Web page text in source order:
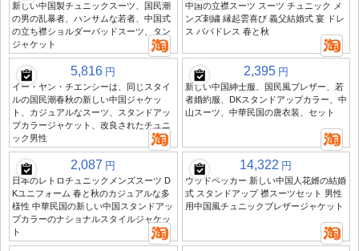
新しい中国製チュニックスーツ、国民潮
の男の乱暴者、ハンサムな若者、中国式
の立ち襟ショルダーパッドスーツ、タン
ジャケット
中国の立襟スーツ スーツ チュニック メ
ンズ刺繍 縁起雲喜び 義父結婚式 宴 ドレ
ス パパドレス 春と秋
5,816 円
イー・ヤン・チエンシーは、同じスタイ
ルの国民潮春秋の新しい中国ジャケッ
ト、カジュアルなスーツ、スタンドアッ
プカラージャケット、改良されたチュニ
ック男性
2,395 円
新しい中国紳士服、国民風ブレザー、若
者婚約服、DKスタンドアップカラー、中
山スーツ、中華民国の唐衣装、セット
2,087 円
日本のレトロチュニックメンズスーツ D
Kユニフォーム 春と秋のカジュアルな多
様性 中華民国の新しい中国スタンドアッ
プカラーのナショナルスタイルジャケッ
ト
14,322 円
ウッドペッカー 新しい中国人花婿の結婚
式 スタンドアップ 襟スーツセット 男性
用中国風チュニックブレザージャケット